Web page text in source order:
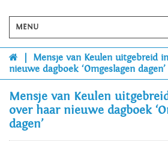
MENU
Mensje van Keulen uitgebreid
nieuwe dagboek ‘Omgeslagen dagen’
Mensje van Keulen
over haar nieuwe dagboek
dagen’